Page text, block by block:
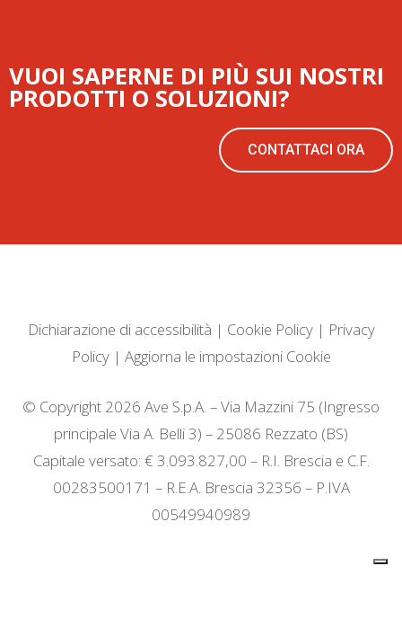
VUOI SAPERNE DI PIÙ SUI NOSTRI
PRODOTTI O SOLUZIONI?
CONTATTACI ORA
Dichiarazione di accessibilità | Cookie Policy| Privacy
Policy| Aggiorna le impostazioni Cookie
© Copyright 2026 Ave S.p.A. – Via Mazzini 75 (Ingresso
principale Via A. Belli 3) – 25086 Rezzato (BS)
Capitale versato: € 3.093.827,00 – R.I. Brescia e C.F.
00283500171 – R.E.A. Brescia 32356 – P.IVA
00549940989